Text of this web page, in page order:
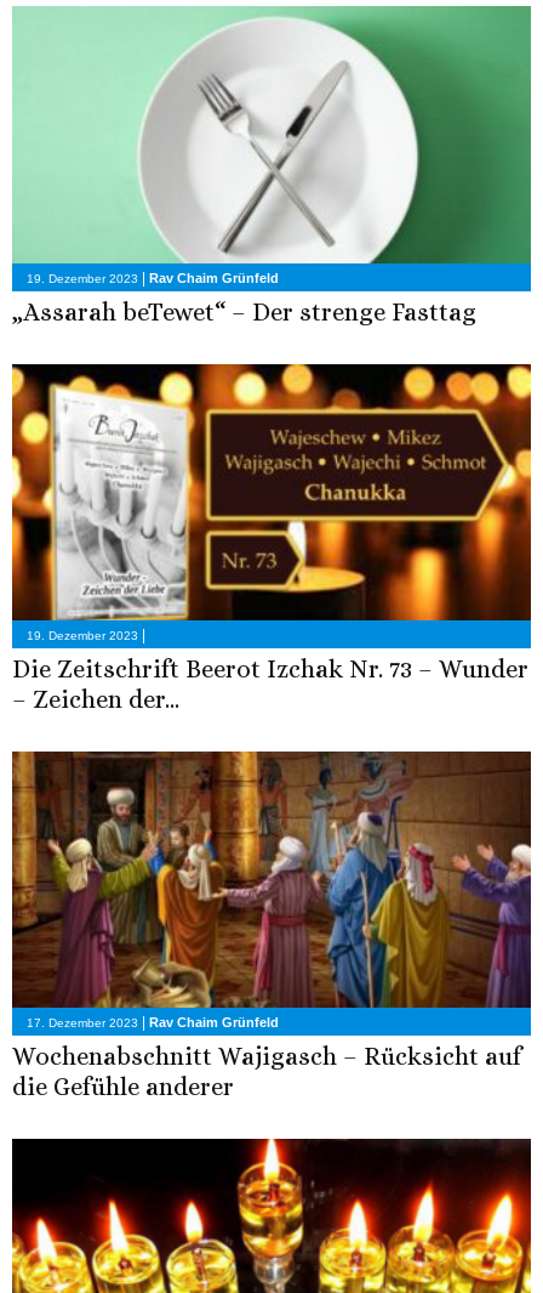
19. Dezember 2023 | Rav Chaim Grünfeld
„Assarah beTewet“ – Der strenge Fasttag
19. Dezember 2023 |
Die Zeitschrift Beerot Izchak Nr. 73 – Wunder
– Zeichen der...
17. Dezember 2023 Rav Chaim Grünfeld
Wochenabschnitt Wajigasch – Rücksicht auf
die Gefühle anderer